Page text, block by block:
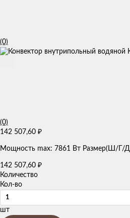
(0)
(0)
142 507,60 ₽
Мощность max: 7861 Вт Размер(Ш/Г/
142 507,60 ₽
Количество
Кол-во
шт